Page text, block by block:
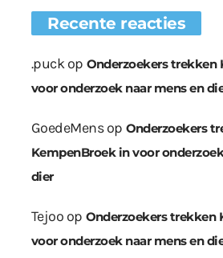
Recente reacties
.puckop Onderzoekers trekken
voor onderzoek naar mens en
GoedeMensop Onderzoekers
KempenBroek in voor
dier
Tejoo op Onderzoekers trekken
voor onderzoek naar mens en